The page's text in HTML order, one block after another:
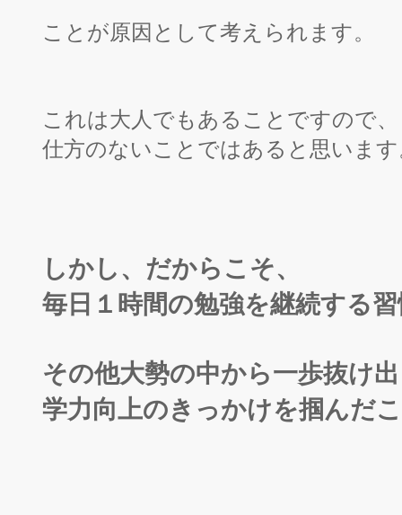
ことが原因として考えられます。
これは大人でもあることですので、
仕方のないことではあると思いま
しかし、だからこそ、
毎日１時間の勉強を継続する
その他大勢の中から一歩抜け
学力向上のきっかけを掴んだ